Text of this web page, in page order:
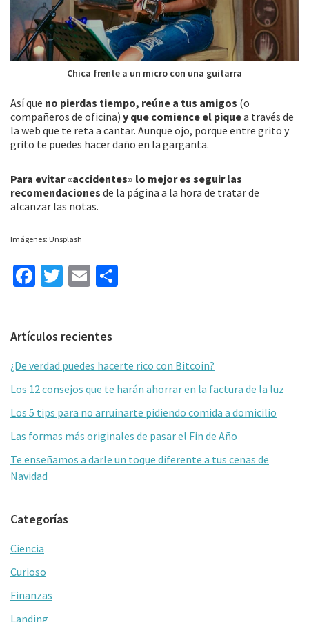
Chica frente a un micro con una guitarra
Así que no pierdas tiempo, reúne a tus amigos (o
compañeros de oficina) y que comience el piquea través de
la web que te reta a cantar. Aunque ojo, porque entre grito y
grito te puedes hacer daño en la garganta.
Para evitar «accidentes» lo mejor es seguir las
recomendaciones de la página a la hora de tratar de
alcanzar las notas.
Imágenes: Unsplash
Fa
o
o
k
T
er
E
l
ar
tir
Barra
lateral
primaria
Artículos recientes
¿De verdad puedes hacerte rico con Bitcoin?
Los 12 consejos que te harán ahorrar en la factura de la luz
Los 5 tips para no arruinarte pidiendo comida a domicilio
Las formas más originales de pasar el Fin de Año
Te enseñamos a darle un toque diferente a tus cenas de
Navidad
Categorías
Ciencia
Curioso
Finanzas
Landing